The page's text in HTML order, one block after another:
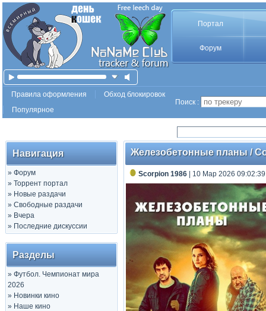
Портал
Форум
Правила оформления
Обход блокировок
Популярное
Поиск :
Навигация
» Форум
» Торрент портал
» Новые раздачи
» Свободные раздачи
» Вчера
» Последние дискуссии
Разделы
» Футбол. Чемпионат мира
2026
» Новинки кино
» Наше кино
Железобетонные планы /
Scorpion 1986 | 10 Мар 2026 09:02:39